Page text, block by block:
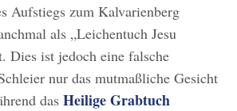
Aufstiegs zum Kalvarienberg
als „Leichentuch Jesu
Dies ist jedoch eine falsche
nur das mutmaßliche Gesicht
das Heilige Grabtuch